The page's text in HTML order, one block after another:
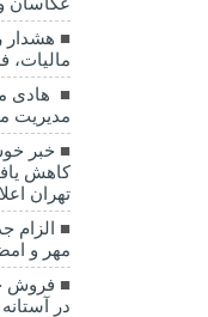
هشدار
هادی
مدیریت
کاهش
تهران
الزام
مهر و
فروش
در